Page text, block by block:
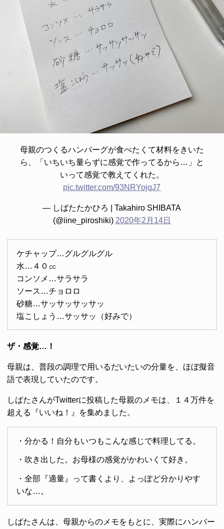
母親のつくるハンバーグが食べたくて材料をきいた
ら、「いちいち量らずに感覚で作ってるから…」と
いって感覚で教えてくれた。
pic.twitter.com/93NRYojqJ7
— しばたたかひろ | Takahiro SHIBATA
(@iine_piroshiki) 2020年2月14日
ケチャップ…グルグルグル
水…４０㏄
コンソメ…サラサラ
ソース…チョロロ
砂糖…サッサッサッサッ
塩こしょう…サッサッ（好みで）
ザ・感覚…！
母親は、普段の調理で用いるだいたいの分量を、ほぼ擬音
語で表現していたのです。
しばたさんがTwitterに投稿した母親のメモは、１４万件を
超える『いいね！』を集めました。
・分かる！自分もいつもこんな感じで料理してる。
・吹き出した。お母様の感覚がかわいくて好き。
・全部『適量』って書くより、よっぽど分かりやす
いな…。
しばたさんは、母親からのメモをもとに、実際にハンバー